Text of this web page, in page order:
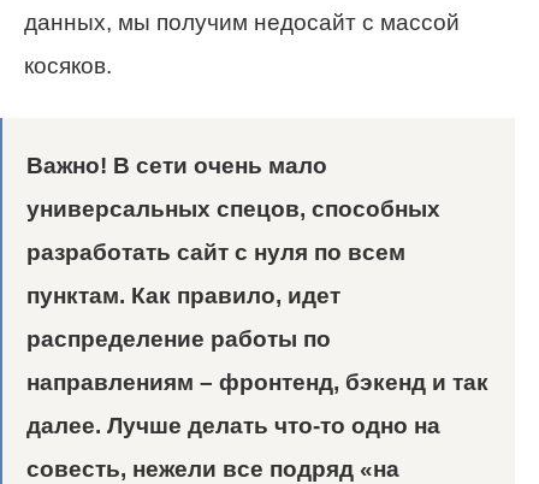
данных, мы получим недосайт с массой
косяков.
Важно! В сети очень мало
универсальных спецов, способных
разработать сайт с нуля по всем
пунктам. Как правило, идет
распределение работы по
направлениям – фронтенд, бэкенд и так
далее. Лучше делать что-то одно на
совесть, нежели все подряд «на